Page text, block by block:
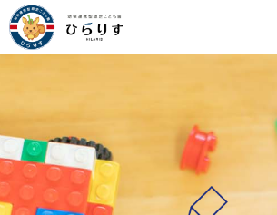
月
14
日
夏